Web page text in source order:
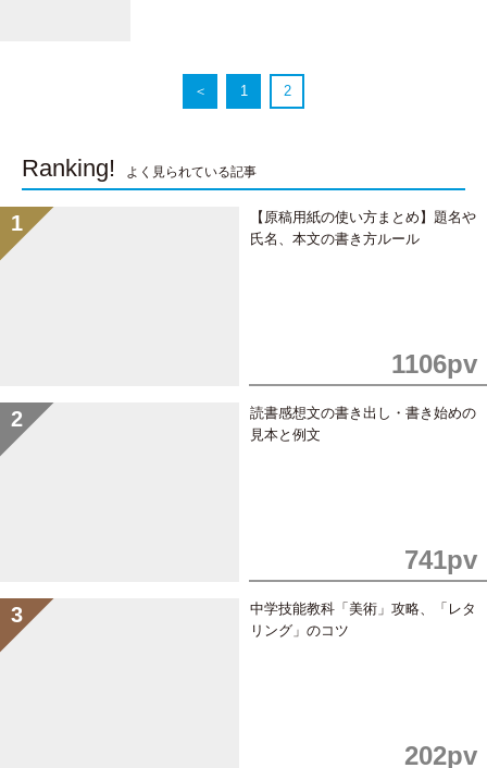
＜ 1 2
Ranking! よく見られている記事
【原稿用紙の使い方まとめ】題名や
氏名、本文の書き方ルール
1106pv
読書感想文の書き出し・書き始めの
見本と例文
741pv
中学技能教科「美術」攻略、「レタ
リング」のコツ
202pv